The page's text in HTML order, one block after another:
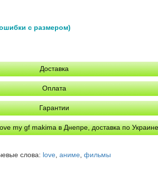
с размером)
Доставка
Оплата
Гарантии
my gf makima в Днепре, доставка по Украине
слова: love аниме фильмы